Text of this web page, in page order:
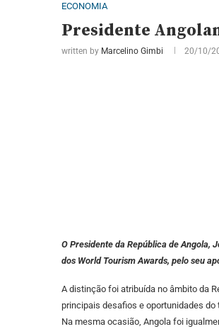
ECONOMIA
Presidente
written by Marcelino Gimbi 20/10/
O Presidente da República de Angola,
dos World Tourism Awards, pelo seu
A distinção foi atribuída no âmbito da
principais desafios e oportunidades
Na mesma ocasião, Angola foi